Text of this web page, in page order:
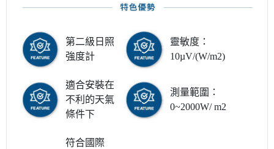
第二級日照
強度計
靈敏度：
10µV/(W/m2)
適合安裝在
不利的天氣
條件下
測量範圍：
0~2000W/ m2
符合國際